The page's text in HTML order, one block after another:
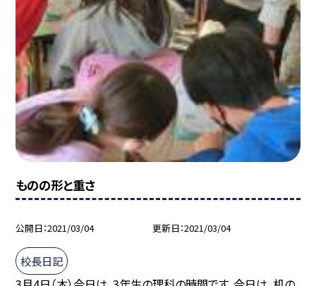
ものの形と重さ
公開日 2021/03/04 更新日 2021/03/04
校長日記